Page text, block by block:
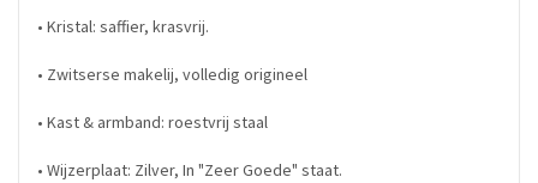
• Kristal: saffier, krasvrij.
• Zwitserse makelij, volledig origineel
• Kast & armband: roestvrij staal
• Wijzerplaat: Zilver, In "Zeer Goede" staat.